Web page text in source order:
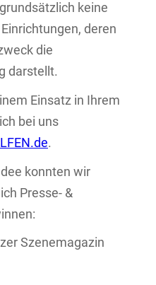
keine
deren
die
darstellt.
Einsatz in Ihrem
bei uns
.
konnten wir
Presse- &
Szenemagazin